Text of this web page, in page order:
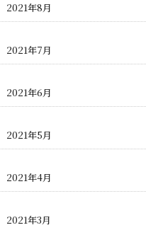
2021年8月
2021年7月
2021年6月
2021年5月
2021年4月
2021年3月